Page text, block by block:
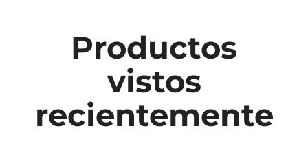
Productos
vistos
recientemente